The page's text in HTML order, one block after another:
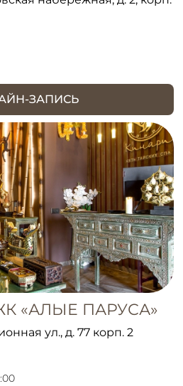
ЗАПИСЬ
«АЛЫЕ ПАРУСА»
ул., д. 77 корп. 2